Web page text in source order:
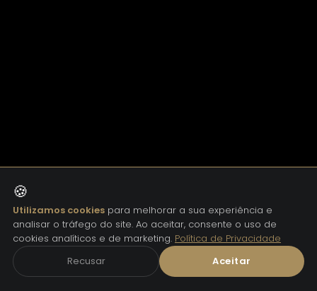
🍪
Utilizamos cookies para melhorar a sua experiência e
analisar o tráfego do site. Ao aceitar, consente o uso de
cookies analíticos e de marketing. Política de Privacidade
Recusar
Aceitar